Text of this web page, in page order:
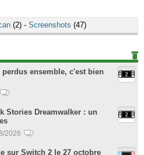
(2) - Screenshots (47)
perdus ensemble, c'est bien
Stories Dreamwalker : un
2026
sur Switch 2 le 27 octobre